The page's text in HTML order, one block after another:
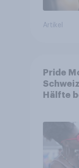
Artikel
Pride
Hälfte
bleibt